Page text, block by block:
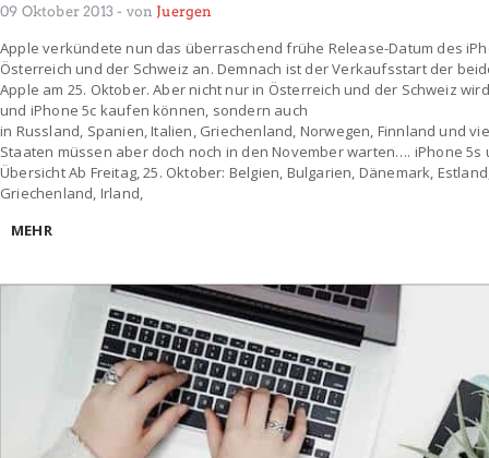
09 Oktober 2013 - von Juergen
Apple verkündete nun das überraschend frühe Release-Datum des
Österreich und der Schweiz an. Demnach ist der Verkaufsstart der
Apple am 25. Oktober. Aber nicht nur in Österreich und der Schweiz
und iPhone 5c kaufen können, sondern auch
in Russland, Spanien, Italien, Griechenland, Norwegen, Finnland und
Staaten müssen aber doch noch in den November warten…. iPhone
Übersicht Ab Freitag, 25. Oktober: Belgien, Bulgarien, Dänemark,
Griechenland, Irland,
MEHR